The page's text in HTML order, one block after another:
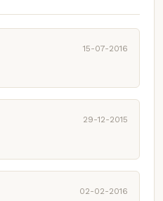
15-07-2016
29-12-2015
02-02-2016